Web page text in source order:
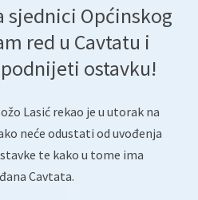
sjednici Općinskog
red u Cavtatu i
ostavku!
Lasić rekao je u utorak na
neće odustati od uvođenja
te kako u tome ima
Cavtata.